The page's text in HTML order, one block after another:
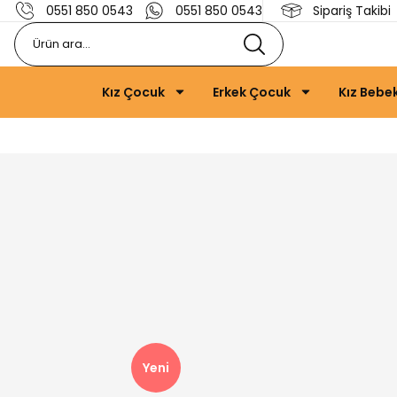
0551 850 0543 0551 850 0543 Sipariş Takibi
Kız Çocuk Erkek Çocuk Kız
Yeni